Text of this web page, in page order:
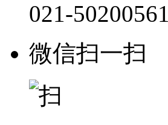
021-50200561
微信扫一扫